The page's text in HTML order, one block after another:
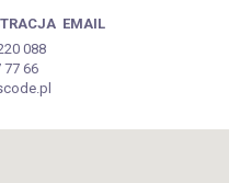
EMAIL
088
77 66